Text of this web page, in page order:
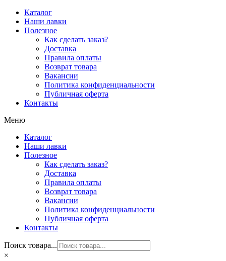
Перейти
содержимому
Каталог
Наши лавки
Полезное
Как сделать заказ?
Доставка
Правила оплаты
Возврат товара
Вакансии
Политика конфиденциальности
Публичная оферта
Контакты
Меню
Каталог
Наши лавки
Полезное
Как сделать заказ?
Доставка
Правила оплаты
Возврат товара
Вакансии
Политика конфиденциальности
Публичная оферта
Контакты
Поиск товара...
×